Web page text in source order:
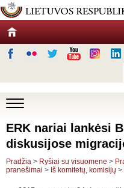
ERK nariai lankėsi
diskusijose
Pradžia > Ryšiai su visuomene >
pranešimai > Iš komitetų, komisijų >